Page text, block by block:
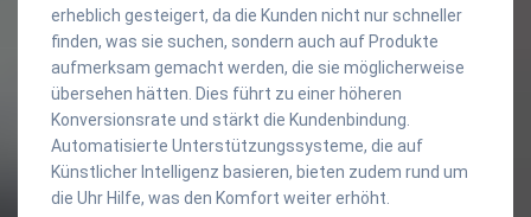
erheblich gesteigert, da die Kunden nicht nur schneller
finden, was sie suchen, sondern auch auf Produkte
aufmerksam gemacht werden, die sie möglicherweise
übersehen hätten. Dies führt zu einer höheren
Konversionsrate und stärkt die Kundenbindung.
Automatisierte Unterstützungssysteme, die auf
Künstlicher Intelligenz basieren, bieten zudem rund um
die Uhr Hilfe, was den Komfort weiter erhöht.